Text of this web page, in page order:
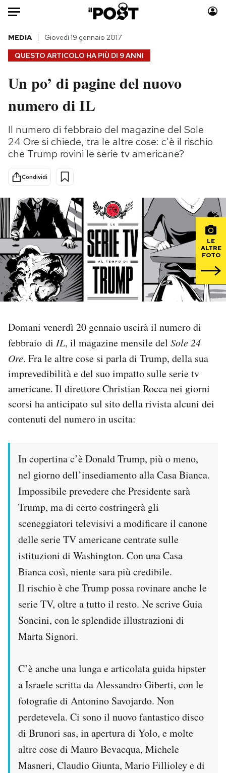
Auto
HOME
Italia
Politica
Tecnologia
Internet
Scienza
Cultura
Economia
Sport
Moda
Storie/Idee
Ok Boomer!
Media
Mondiali calcio 2026
PODCAST
NEWSLETTER
SHOP
CALENDARIO
AREA PERSONALE
Notifiche mobile
Regala il Post
Hai bisogno di aiuto?
Esci
QUESTO ARTICOLO HA PIÙ DI 9 ANNI
MEDIA Giovedì 19 gennaio 2017
Un po’ di pagine del nuovo
numero di IL
Il numero di febbraio del magazine del Sole
24 Ore si chiede, tra le altre cose: c'è il rischio
che Trump rovini le serie tv americane?
Condividi
LE
ALTRE
FOTO
Domani venerdì 20 gennaio uscirà il numero di
febbraio di IL, il magazine mensile del Sole 24
Ore. Fra le altre cose si parla di Trump, della sua
imprevedibilità e del suo impatto sulle serie tv
americane. Il direttore Christian Rocca nei giorni
scorsi ha anticipato sul sito della rivista alcuni dei
contenuti del numero in uscita:
In copertina c’è Donald Trump, più o meno,
nel giorno dell’insediamento alla Casa Bianca.
Impossibile prevedere che Presidente sarà
Trump, ma di certo costringerà gli
sceneggiatori televisivi a modificare il canone
delle serie TV americane centrate sulle
istituzioni di Washington. Con una Casa
Bianca così, niente sara più credibile.
Il rischio è che Trump possa rovinare anche le
serie TV, oltre a tutto il resto. Ne scrive Guia
Soncini, con le splendide illustrazioni di
Marta Signori.
C’è anche una lunga e articolata guida hipster
a Israele scritta da Alessandro Giberti, con le
fotografie di Antonino Savojardo. Non
perdetevela. Ci sono il nuovo fantastico disco
di Brunori sas, in apertura di Yolo, e molte
altre cose di Mauro Bevacqua, Michele
Masneri, Claudio Giunta, Mario Fillioley e di